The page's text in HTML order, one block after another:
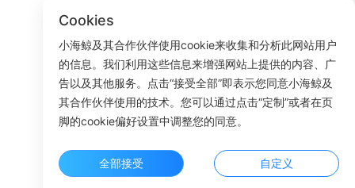
ROOM
Cookies
小海鲸及其合作伙伴使用cookie来收集和分析此网站用户
的信息。我们利用这些信息来增强网站上提供的内容、广
告以及其他服务。点击“接受全部”即表示您同意小海鲸及
其合作伙伴使用的技术。您可以通过点击“定制”或者在页
脚的cookie偏好设置中调整您的同意。
全部接受 自定义